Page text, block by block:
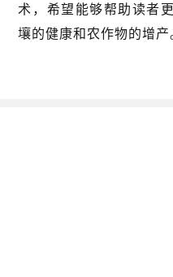
术，希望能够帮助读者
壤的健康和农作物的增产